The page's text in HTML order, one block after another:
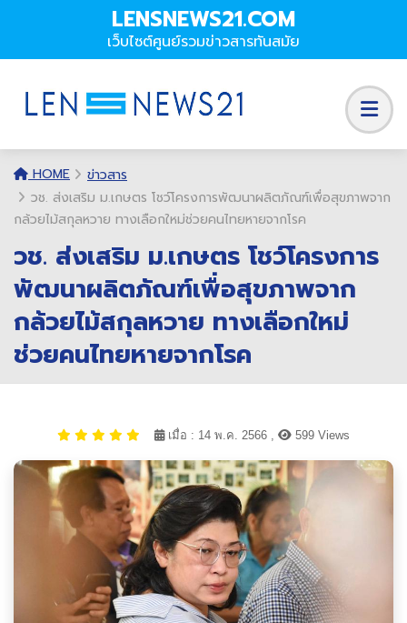
LENSNEWS21.COM
เว็บไซต์ศูนย์รวมข่าวสารทันสมัย
HOME
ข่าวสาร
วช. ส่งเสริม ม.เกษตร โชว์โครงการพัฒนาผลิตภัณฑ์เพื่อสุขภาพจาก
กล้วยไม้สกุลหวาย ทางเลือกใหม่ช่วยคนไทยหายจากโรค
วช. ส่งเสริม ม.เกษตร โชว์โครงการ
พัฒนาผลิตภัณฑ์เพื่อสุขภาพจาก
กล้วยไม้สกุลหวาย ทางเลือกใหม่
ช่วยคนไทยหายจากโรค
เมื่อ : 14 พ.ค. 2566 , 599 Views